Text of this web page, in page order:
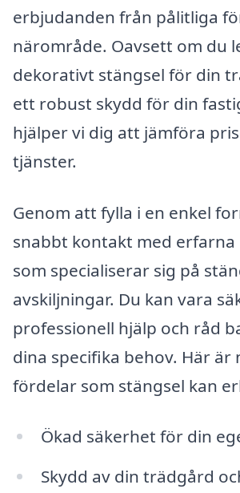
erbjudanden från pålitliga
närområde. Oavsett om du
dekorativt stängsel för din
ett robust skydd för din
hjälper vi dig att jämföra
tjänster.
Genom att fylla i en enkel
snabbt kontakt med
som specialiserar sig på
avskiljningar. Du kan vara
professionell hjälp och råd
dina specifika behov. Här är
fördelar som stängsel kan
Ökad säkerhet för din
Skydd av din trädgård